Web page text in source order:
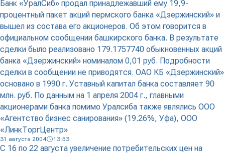
Банк «УралСиб» продал принадлежавший ему 19,9-
процентный пакет акций пермского банка «Дзержинский» и
вышел из состава его акционеров. Об этом говорится в
официальном сообщении башкирского банка. В результате
сделки было реализовано 179.1757740 обыкновенных акций
банка «Дзержинский» номиналом 0,01 руб. Подробности
сделки в сообщении не приводятся. ОАО КБ «Дзержинский»
основано в 1990 г. Уставный капитал банка составляет 90
млн. руб. По данным на 1 апреля 2004 г., главными
акционерами банка помимо Уралсиба также являлись ООО
«Агентство бизнес санирования» (19.26%, Уфа), ООО
«ЛинкТоргЦентр»
31 августа 2004 13:53
С 16 по 22 августа увеличение потребительских цен на